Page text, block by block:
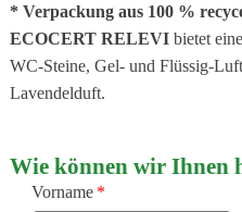
* Verpackung aus 100 %
ECOCERT RELEVI bietet
WC-Steine, Gel- und Flüssig-
Lavendelduft.
Wie können wir Ihnen
Vorname